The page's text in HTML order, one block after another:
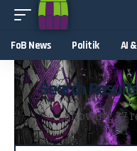
FoB News Politik AI
Search
Showing 37